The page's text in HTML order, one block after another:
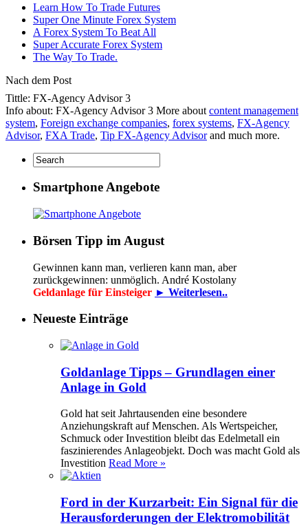
Learn How To Trade Futures
Super One Minute Forex System
A Forex System To Beat All
Super Accurate Forex System
The Way To Trade.
Nach dem Post
Tittle: FX-Agency Advisor 3
Info about: FX-Agency Advisor 3 More about content management
system, Foreign exchange companies, forex systems, FX-Agency
Advisor, FXA Trade, Tip FX-Agency Advisorand much more.
Smartphone Angebote
Börsen Tipp im August
Gewinnen kann man, verlieren kann man, aber
zurückgewinnen: unmöglich. André Kostolany
Geldanlage für Einsteiger ► Weiterlesen..
Neueste Einträge
Goldanlage Tipps – Grundlagen einer
Anlage in Gold
Gold hat seit Jahrtausenden eine besondere
Anziehungskraft auf Menschen. Als Wertspeicher,
Schmuck oder Investition bleibt das Edelmetall ein
faszinierendes Anlageobjekt. Doch was macht Gold als
Investition Read More »
Ford in der Kurzarbeit: Ein Signal für die
Herausforderungen der Elektromobilität